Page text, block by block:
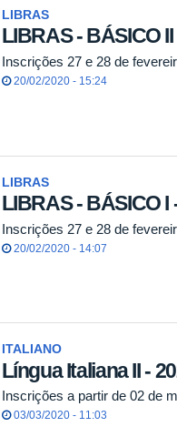
LIBRAS
LIBRAS - BÁSICO II
Inscrições 27 e 28 de
20/02/2020 - 15:24
LIBRAS
LIBRAS - BÁSICO
Inscrições 27 e 28 de
20/02/2020 - 14:07
ITALIANO
Língua Italiana II -
Inscrições a partir de 02 de
03/03/2020 - 11:03